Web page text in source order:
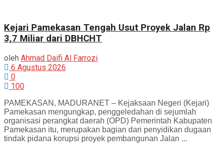
Kejari Pamekasan Tengah Usut Proyek Jalan Rp
3,7 Miliar dari DBHCHT
oleh Ahmad Daifi Al Farrozi
6 Agustus 2026
0
100
PAMEKASAN, MADURANET – Kejaksaan Negeri (Kejari)
Pamekasan mengungkap, penggeledahan di sejumlah
organisasi perangkat daerah (OPD) Pemerintah Kabupaten
Pamekasan itu, merupakan bagian dari penyidikan dugaan
tindak pidana korupsi proyek pembangunan Jalan ...